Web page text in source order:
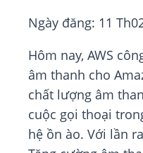
Ngày đăng: 11
Hôm nay, AWS
âm thanh cho
chất lượng âm
cuộc gọi thoại
hệ ồn ào. Với lần